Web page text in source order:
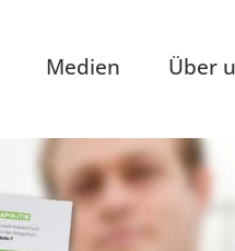
Medien Über